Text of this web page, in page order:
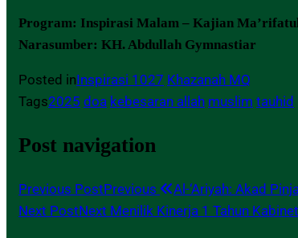
Program: Inspirasi Malam – Kajian
Narasumber: KH. Abdullah Gymnastiar
Posted inInspirasi 1027 Khazanah MQ
Tags2025 doa kebesaran allah muslim tauhid
Post navigation
Previous PostPrevious
Al-‘Ariyah: Akad
Next PostNext Menilik Kinerja 1 Tahun